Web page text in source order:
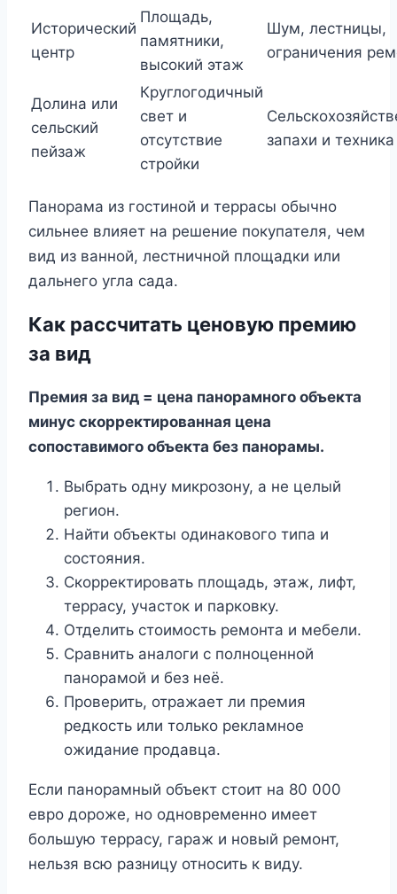
Исторический
центр
Площадь,
памятники,
высокий этаж
Шум, лестницы,
ограничения
Долина или
сельский
пейзаж
Круглогодичный
свет и
отсутствие
стройки
запахи и техника
Панорама из гостиной и террасы обычно
сильнее влияет на решение покупателя, чем
вид из ванной, лестничной площадки или
дальнего угла сада.
Как рассчитать ценовую премию
за вид
Премия за вид = цена панорамного объекта
минус скорректированная цена
сопоставимого объекта без панорамы.
Выбрать одну микрозону, а не целый
регион.
Найти объекты одинакового типа и
состояния.
Скорректировать площадь, этаж, лифт,
террасу, участок и парковку.
Отделить стоимость ремонта и мебели.
Сравнить аналоги с полноценной
панорамой и без неё.
Проверить, отражает ли премия
редкость или только рекламное
ожидание продавца.
Если панорамный объект стоит на 80 000
евро дороже, но одновременно имеет
большую террасу, гараж и новый ремонт,
нельзя всю разницу относить к виду.